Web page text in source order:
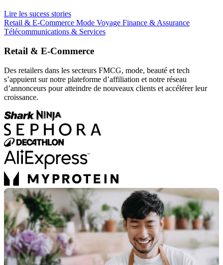
Lire les sucess stories
Retail & E-Commerce Mode Voyage Finance & Assurance
Télécommunications & Services
Retail & E-Commerce
Des retailers dans les secteurs FMCG, mode, beauté et tech
s’appuient sur notre plateforme d’affiliation et notre réseau
d’annonceurs pour atteindre de nouveaux clients et accélérer leur
croissance.